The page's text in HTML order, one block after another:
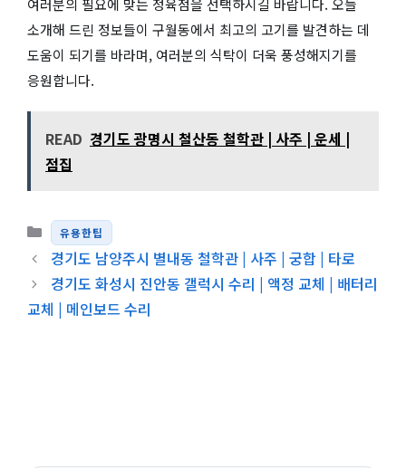
여러분의 필요에 맞는 정육점을 선택하시길 바랍니다. 오늘
소개해 드린 정보들이 구월동에서 최고의 고기를 발견하는 데
도움이 되기를 바라며, 여러분의 식탁이 더욱 풍성해지기를
응원합니다.
READ 경기도 광명시 철산동 철학관 | 사주 | 운세 |
점집
카테고리
유용한팁
경기도 남양주시 별내동 철학관 | 사주 | 궁합 | 타로
경기도 화성시 진안동 갤럭시 수리 | 액정 교체 | 배터리
교체 | 메인보드 수리